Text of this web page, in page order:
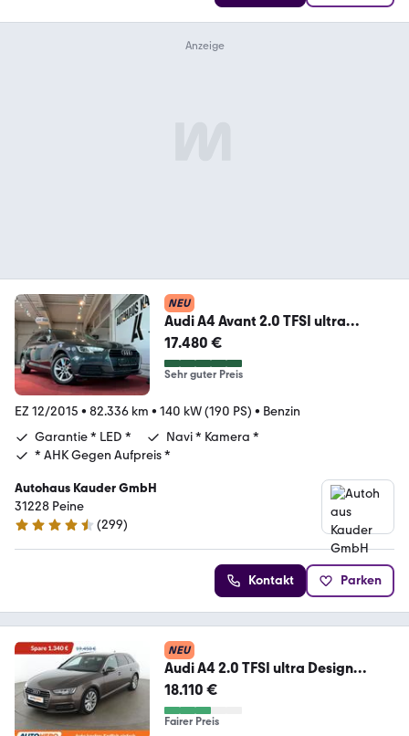
NEU
Audi A4 Avant 2.0 TFSI ultra
*LED*Navi*Kamera*
17.480 €
Sehr guter Preis
EZ 12/2015 • 82.336 km • 140 kW (190 PS) • Benzin
Garantie * LED *
Navi * Kamera *
* AHK Gegen Aufpreis *
Autohaus Kauder GmbH
31228 Peine
4.7 Sterne
(299)
Kontakt Parken
NEU
Audi A4 2.0 TFSI ultra Design
*NAV*MATRIX*TEMPO*PDC*
18.110 €
Fairer Preis